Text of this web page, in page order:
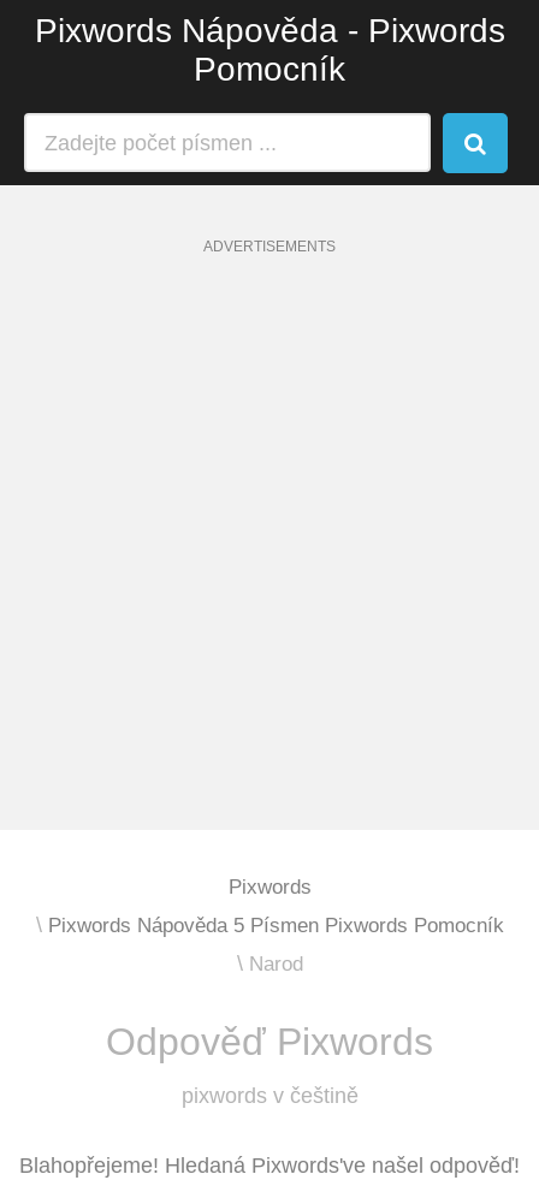
Pixwords Nápověda - Pixwords
Pomocník
ADVERTISEMENTS
Pixwords
Pixwords Nápověda 5 Písmen Pixwords Pomocník
Narod
Odpověď Pixwords
pixwords v češtině
Blahopřejeme! Hledaná Pixwords've našel odpověď!